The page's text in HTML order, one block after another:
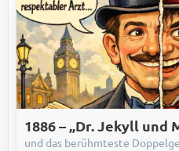
1886 – „Dr. Jekyll und
und das berühmteste